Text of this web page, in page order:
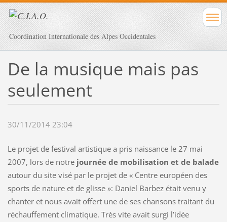
Coordination Internationale des Alpes Occidentales
De la musique mais pas
seulement
30/11/2014 23:04
Le projet de festival artistique a pris naissance le 27 mai
2007, lors de notre journée de mobilisation et de balade
autour du site visé par le projet de « Centre européen des
sports de nature et de glisse »: Daniel Barbez était venu y
chanter et nous avait offert une de ses chansons traitant du
réchauffement climatique. Très vite avait surgi l’idée